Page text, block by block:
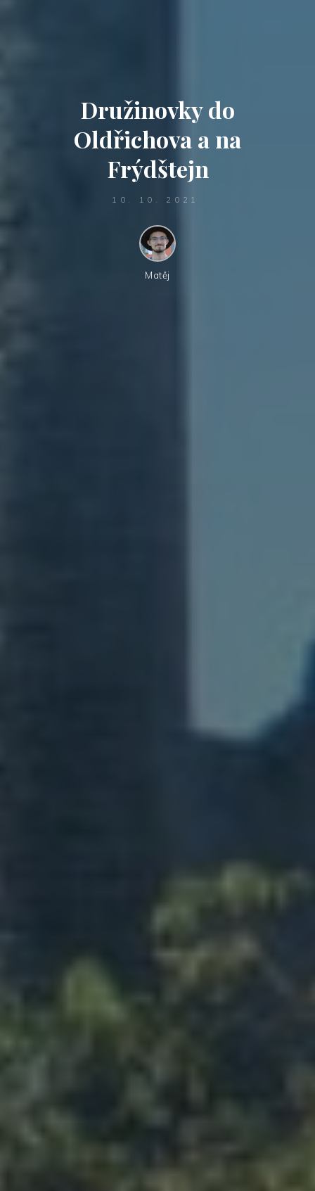
Družinovky do
Oldřichova a na
Frýdštejn
10. 10. 2021
Matěj